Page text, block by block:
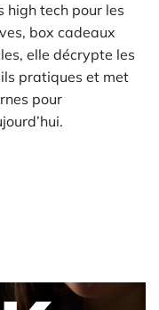
high tech pour les
box cadeaux
elle décrypte les
pratiques et met
pour